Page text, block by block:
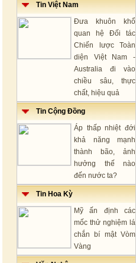
Tin Việt Nam
Đưa khuôn khổ
quan hệ Đối tác
Chiến lược Toàn
diện Việt Nam -
Australia đi vào
chiều sâu, thực
chất, hiệu quả
Tin Cộng Đồng
Áp thấp nhiệt đới
khả năng mạnh
thành bão, ảnh
hưởng thế nào
đến nước ta?
Tin Hoa Kỳ
Mỹ ấn định các
mốc thử nghiệm lá
chắn bí mật Vòm
Vàng